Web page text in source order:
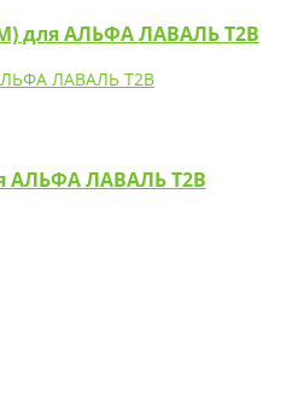
для АЛЬФА ЛАВАЛЬ T2B
АЛЬФА ЛАВАЛЬ T2B